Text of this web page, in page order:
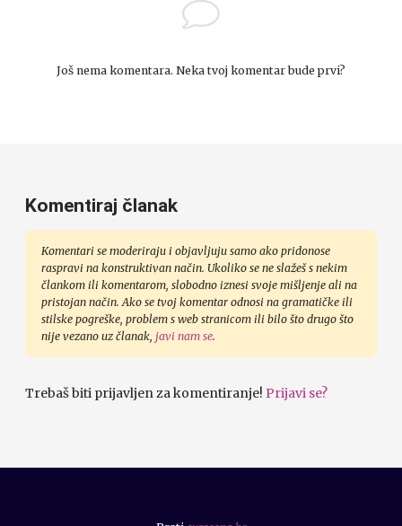
Još nema komentara. Neka tvoj komentar bude prvi?
Komentiraj članak
Komentari se moderiraju i objavljuju samo ako pridonose
raspravi na konstruktivan način. Ukoliko se ne slažeš s nekim
člankom ili komentarom, slobodno iznesi svoje mišljenje ali na
pristojan način. Ako se tvoj komentar odnosi na gramatičke ili
stilske pogreške, problem s web stranicom ili bilo što drugo što
nije vezano uz članak, javi nam se.
Trebaš biti prijavljen za komentiranje! Prijavi se?